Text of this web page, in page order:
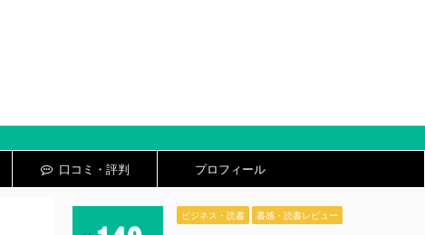
口コミ・評判 プロフィール
ビジネス・読書 書感・読書レビュー